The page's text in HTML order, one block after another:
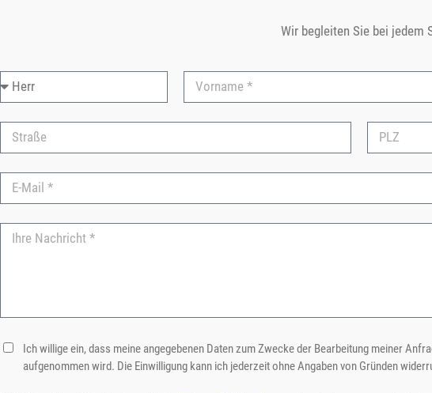
Wir begleiten Sie bei jedem
Ich willige ein, dass meine angegebenen Daten zum Zwecke der Bearbeitung meiner
aufgenommen wird. Die Einwilligung kann ich jederzeit ohne Angaben von Gründen